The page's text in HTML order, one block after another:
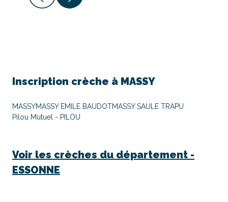
Inscription crèche à MASSY
MASSYMASSY EMILE BAUDOTMASSY SAULE TRAPU
Pilou Mutuel - PILOU
Voir les crèches du département -
ESSONNE